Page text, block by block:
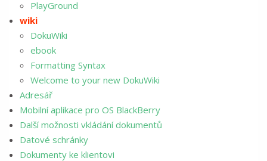
PlayGround
wiki
DokuWiki
ebook
Formatting Syntax
Welcome to your new DokuWiki
Adresář
Mobilní aplikace pro OS BlackBerry
Další možnosti vkládání dokumentů
Datové schránky
Dokumenty ke klientovi